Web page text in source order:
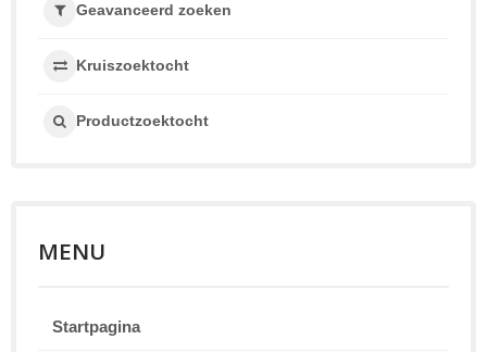
Geavanceerd zoeken
Kruiszoektocht
Productzoektocht
MENU
Startpagina